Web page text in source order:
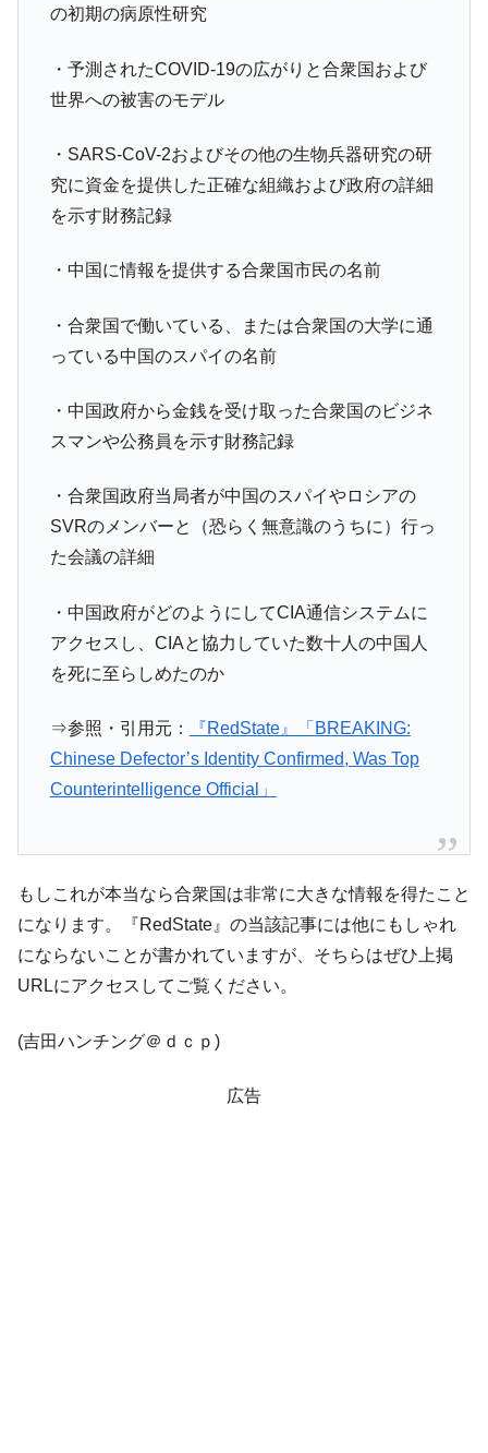
『Money1』
韓国･警察職員が「丸刈りになって抗議活
『Money1』
中国だけが鉄鋼輸出を異常増加させる ⇒ 中
国の過剰生産が世界を蝕む。
種は全般的「不調」⇒ PSIが示す現況は決して良くない。
『Money1』
【米韓激突案件】韓国消費者院が『クーパ
ン』1人当たり賠償10万ウォンを認定 ⇒ 総額3兆7,000億
『Money1』
【対日本円】ウォン安が急進！ 日米の協調
『Money1』
韓国政府『BYD』車への補助金を全廃 ⇒ 実
は韓国で『BYD』車は売れている。6カ月で対前年同期比
『Money1』
在韓米国大使スティールが着韓！⇒ さっそ
く空港に詰めかけ「出て行け！」「極右勢力」のプラカー
ドを掲げる「在韓反米勢力」
ータセンター整備」⇒ だから無理だってば。
『Money1』
JPモルガン「韓国レバレッジETFの清算は
発。
『Money1』
韓国政府「ニセＫ-ブランドを通報しようキ
ャンペーン」⇒ あの名物教授も登場！
営業利益80.2％も減少
『Money1』
米国下院「韓国の公務員個人をターゲット
にぶん殴る法案」提出！⇒ クーパン問題は合衆国企業に対
する差別。許してはおかぬ
他人事のような発言。
韓国半導体『SKハイニックス』2026年2Qの
業績「史上最高益」当期純利益は前年同期比13.4倍に。
の初期の病原性研究
・予測されたCOVID-19の広がりと合衆国および
世界への被害のモデル
・SARS-CoV-2およびその他の生物兵器研究の研
究に資金を提供した正確な組織および政府の詳細
を示す財務記録
・中国に情報を提供する合衆国市民の名前
・合衆国で働いている、または合衆国の大学に通
っている中国のスパイの名前
・中国政府から金銭を受け取った合衆国のビジネ
スマンや公務員を示す財務記録
・合衆国政府当局者が中国のスパイやロシアの
SVRのメンバーと（恐らく無意識のうちに）行っ
た会議の詳細
・中国政府がどのようにしてCIA通信システムに
アクセスし、CIAと協力していた数十人の中国人
を死に至らしめたのか
⇒参照・引用元：
『RedState』「BREAKING:
Chinese Defector’s Identity Confirmed, Was Top
Counterintelligence Official」
もしこれが本当なら合衆国は非常に大きな情報を得たこと
になります。『RedState』の当該記事には他にもしゃれ
にならないことが書かれていますが、そちらはぜひ上掲
URLにアクセスしてご覧ください。
(吉田ハンチング＠ｄｃｐ)
広告